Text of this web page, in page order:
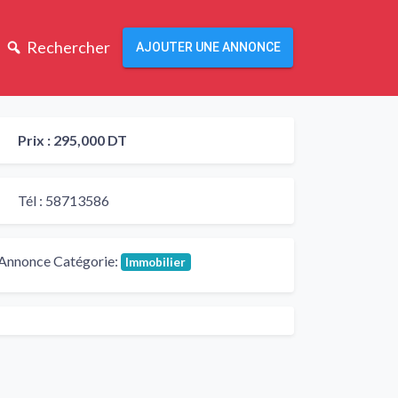
Rechercher AJOUTER UNE ANNONCE
Prix : 295,000 DT
Tél : 58713586
Catégorie: Immobilier